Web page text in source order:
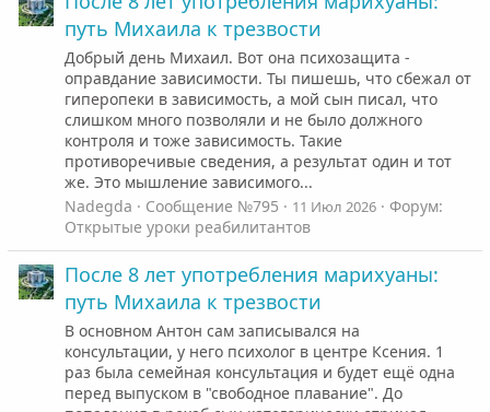
путь Михаила к трезвости
Добрый день Михаил. Вот она психозащита -
оправдание зависимости. Ты пишешь, что сбежал от
гиперопеки в зависимость, а мой сын писал, что
слишком много позволяли и не было должного
контроля и тоже зависимость. Такие
противоречивые сведения, а результат один и тот
же. Это мышление зависимого...
Nadegda
Сообщение №795 11 Июл 2026
Форум:
Открытые уроки реабилитантов
После 8 лет употребления марихуаны:
путь Михаила к трезвости
В основном Антон сам записывался на
консультации, у него психолог в центре Ксения. 1
раз была семейная консультация и будет ещё одна
перед выпуском в "свободное плавание". До